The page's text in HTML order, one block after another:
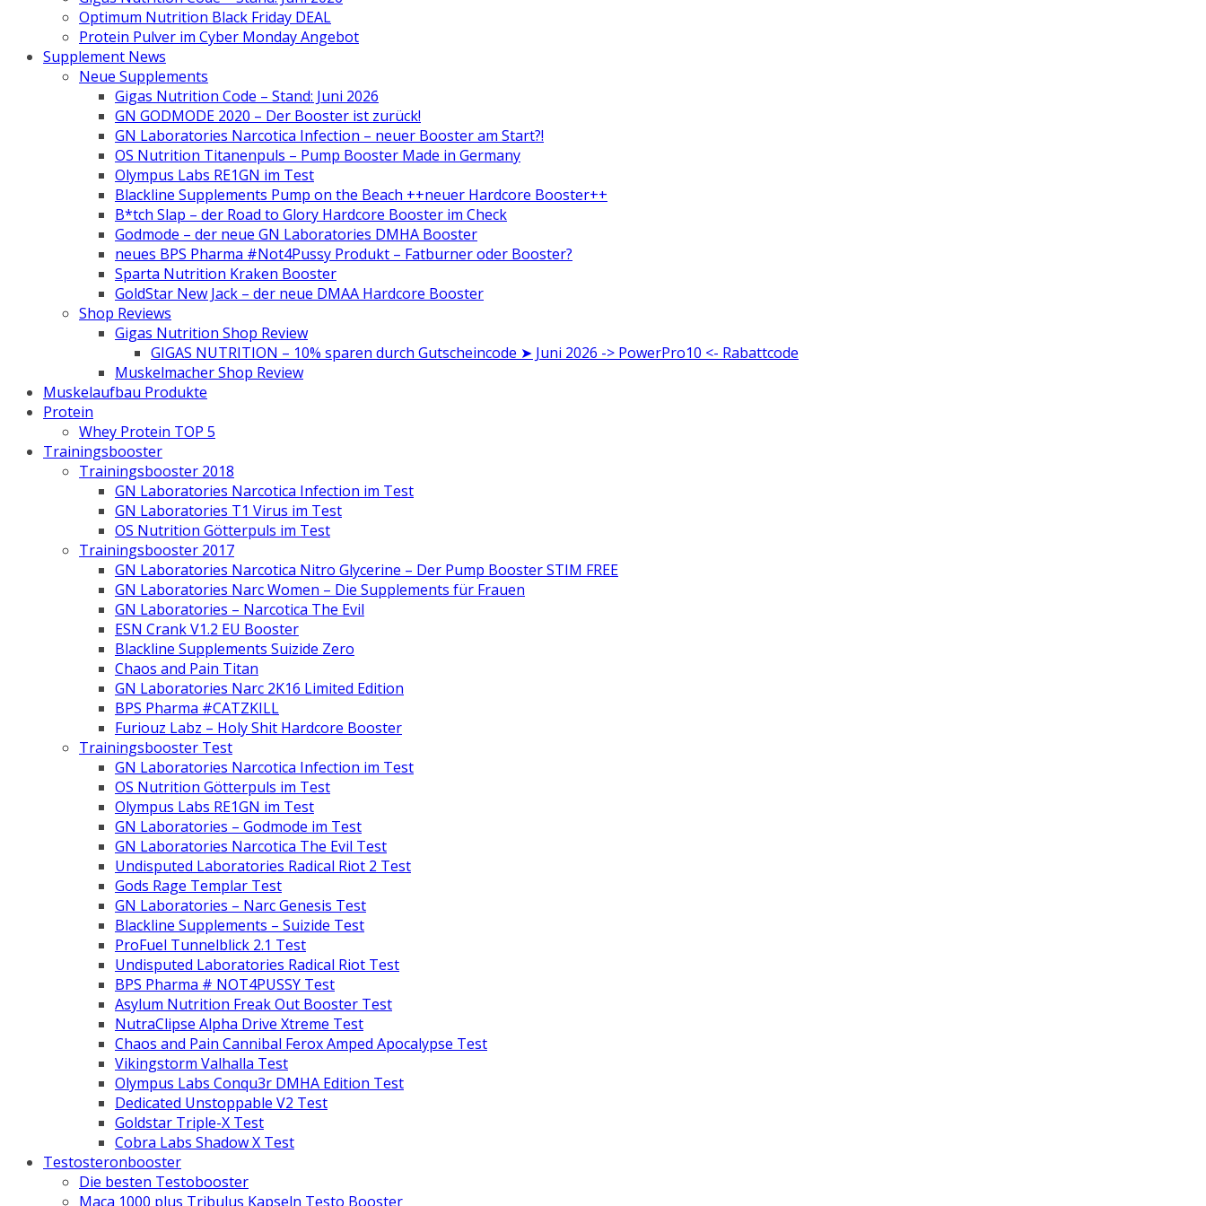
Optimum Nutrition Black Friday DEAL
Protein Pulver im Cyber Monday Angebot
Supplement News
Neue Supplements
Gigas Nutrition Code – Stand: Juni 2026
GN GODMODE 2020 – Der Booster ist zurück!
GN Laboratories Narcotica Infection – neuer Booster am Start?!
OS Nutrition Titanenpuls – Pump Booster Made in Germany
Olympus Labs RE1GN im Test
Blackline Supplements Pump on the Beach ++neuer Hardcore Booster++
B*tch Slap – der Road to Glory Hardcore Booster im Check
Godmode – der neue GN Laboratories DMHA Booster
neues BPS Pharma #Not4Pussy Produkt – Fatburner oder Booster?
Sparta Nutrition Kraken Booster
GoldStar New Jack – der neue DMAA Hardcore Booster
Shop Reviews
Gigas Nutrition Shop Review
GIGAS NUTRITION – 10% sparen durch Gutscheincode ➤ Juni 2026 -> PowerPro10 <- Rabattcode
Muskelmacher Shop Review
Muskelaufbau Produkte
Protein
Whey Protein TOP 5
Trainingsbooster
Trainingsbooster 2018
GN Laboratories Narcotica Infection im Test
GN Laboratories T1 Virus im Test
OS Nutrition Götterpuls im Test
Trainingsbooster 2017
GN Laboratories Narcotica Nitro Glycerine – Der Pump Booster STIM FREE
GN Laboratories Narc Women – Die Supplements für Frauen
GN Laboratories – Narcotica The Evil
ESN Crank V1.2 EU Booster
Blackline Supplements Suizide Zero
Chaos and Pain Titan
GN Laboratories Narc 2K16 Limited Edition
BPS Pharma #CATZKILL
Furiouz Labz – Holy Shit Hardcore Booster
Trainingsbooster Test
GN Laboratories Narcotica Infection im Test
OS Nutrition Götterpuls im Test
Olympus Labs RE1GN im Test
GN Laboratories – Godmode im Test
GN Laboratories Narcotica The Evil Test
Undisputed Laboratories Radical Riot 2 Test
Gods Rage Templar Test
GN Laboratories – Narc Genesis Test
Blackline Supplements – Suizide Test
ProFuel Tunnelblick 2.1 Test
Undisputed Laboratories Radical Riot Test
BPS Pharma # NOT4PUSSY Test
Asylum Nutrition Freak Out Booster Test
NutraClipse Alpha Drive Xtreme Test
Chaos and Pain Cannibal Ferox Amped Apocalypse Test
Vikingstorm Valhalla Test
Olympus Labs Conqu3r DMHA Edition Test
Dedicated Unstoppable V2 Test
Goldstar Triple-X Test
Cobra Labs Shadow X Test
Testosteronbooster
Die besten Testobooster
Maca 1000 plus Tribulus Kapseln Testo Booster